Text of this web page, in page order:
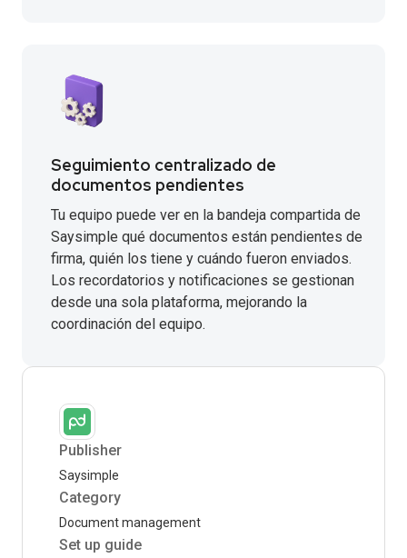
Seguimiento centralizado de
documentos pendientes
Tu equipo puede ver en la bandeja compartida de
Saysimple qué documentos están pendientes de
firma, quién los tiene y cuándo fueron enviados.
Los recordatorios y notificaciones se gestionan
desde una sola plataforma, mejorando la
coordinación del equipo.
Publisher
Saysimple
Category
Document management
Set up guide